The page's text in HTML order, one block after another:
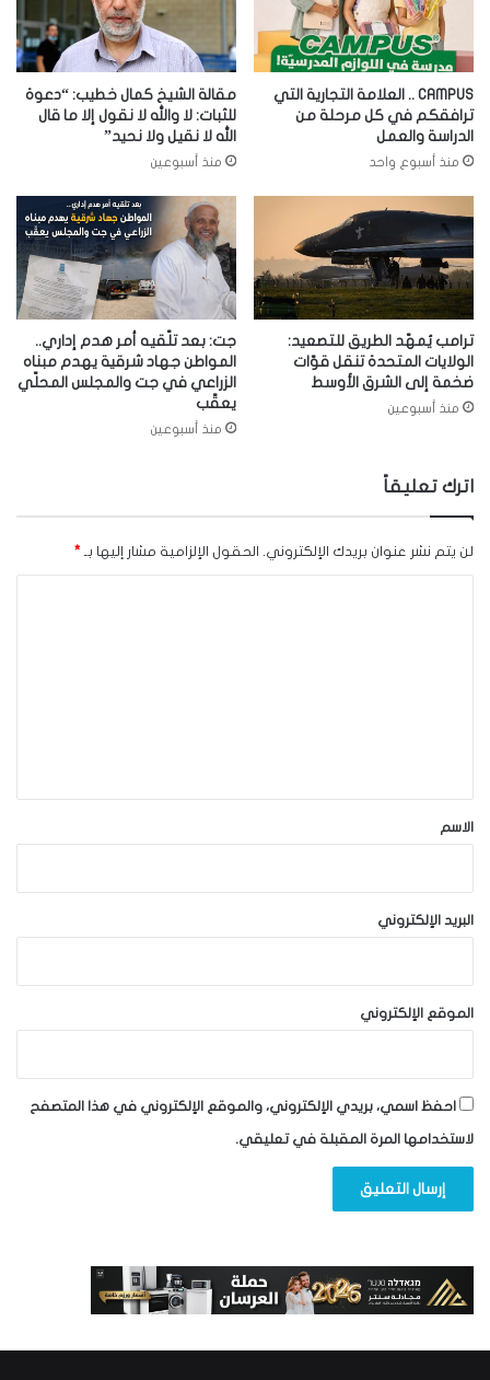
CAMPUS .. العلامة التجارية التي
ترافقكم في كل مرحلة من
الدراسة والعمل
منذ أسبوع واحد
مقالة الشيخ كمال خطيب: “دعوة
للثبات: لا والله لا نقول إلا ما قال
الله لا نقيل ولا نحيد”
منذ أسبوعين
ترامب يُمهّد الطريق للتصعيد:
الولايات المتحدة تنقل قوّات
ضخمة إلى الشرق الأوسط
منذ أسبوعين
جت: بعد تلّقيه أمر هدم إداري..
المواطن جهاد شرقية يهدم مبناه
الزراعي في جت والمجلس المحلّي
يعقّب
منذ أسبوعين
اترك تعليقاً
لن يتم نشر عنوان بريدك الإلكتروني. الحقول الإلزامية مشار إليها بـ *
*الاسم
البريد الإلكتروني
الموقع الإلكتروني
احفظ اسمي، بريدي الإلكتروني، والموقع الإلكتروني في هذا المتصفح
لاستخدامها المرة المقبلة في تعليقي.